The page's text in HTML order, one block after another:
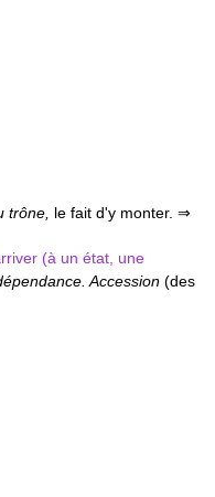
trône, le fait d'y monter. ⇒
(à un état, une
Accession (des